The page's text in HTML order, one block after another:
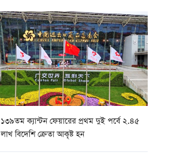
১৩৯তম ক্যান্টন ফেয়ারের প্রথম দুই পর্বে ২.৪৫
লাখ বিদেশি ক্রেতা আকৃষ্ট হন